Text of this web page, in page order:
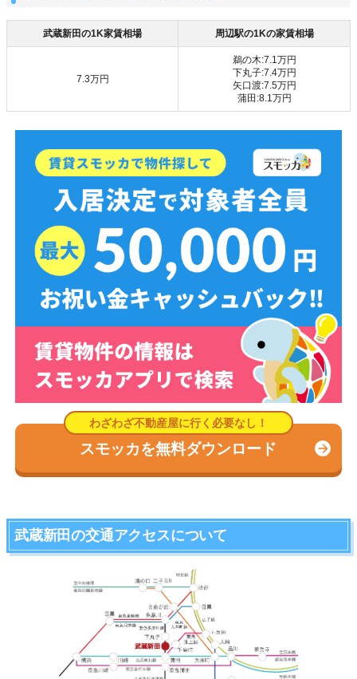
武蔵新田の1K家賃相場 周辺駅の1Kの家賃相場
7.3万円
鵜の木:7.1万円
下丸子:7.4万円
矢口渡:7.5万円
蒲田:8.1万円
スモッカを無料ダウンロード
武蔵新田の交通アクセスについて